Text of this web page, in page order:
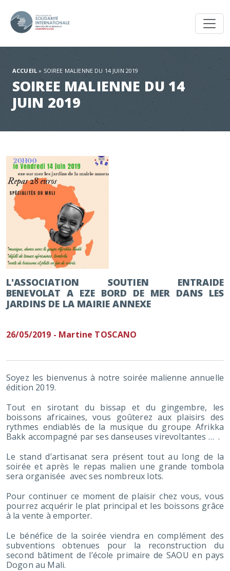
ACCUEIL » SOIREE MALIENNE DU 14 JUIN 2019
SOIREE MALIENNE DU 14
JUIN 2019
L'ASSOCIATION SOUTIEN ENTRAIDE
BENEVOLAT A EZE BORD DE MER DANS LES
JARDINS DE LA MAIRIE ANNEXE
26/05/2019 - Martine TOSCANO
Soyez les bienvenus à notre soirée malienne annuelle
édition 2019.
Tout en sirotant du bissap et du gingembre, les
boissons africaines, vous goûterez aux plaisirs des
rythmes endiablés de la musique du groupe Afrikka
Bakk accompagné par ses danseuses virevoltantes … .
Le stand d’artisanat sera présent tout au long de la
soirée et après le repas malien une grande tombola
sera organisée avec ses nombreux lots.
Pour continuer ce moment de plaisir chez vous, vous
pourrez acquérir le plat principal et les boissons grâce
à la vente à emporter.
Le bénéfice de la soirée viendra en complément des
subventions obtenues pour la reconstruction du
second bâtiment de l’école primaire de SAOU en pays
Dogon au Mali.